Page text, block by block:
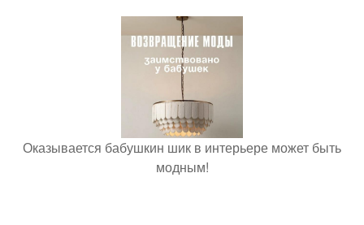
Оказывается бабушкин шик в интерьере может быть
модным!